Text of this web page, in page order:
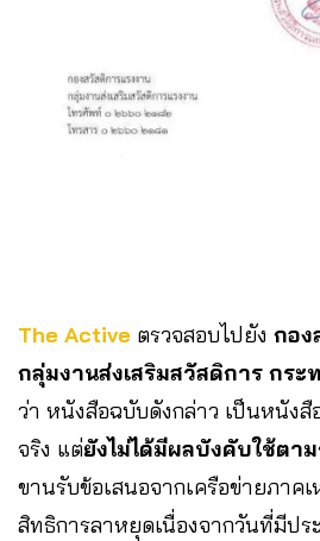
The Active ตรวจสอบไปยัง กอง
กลุ่มงานส่งเสริมสวัสดิการ กระ
ว่า หนังสือฉบับดังกล่าว เป็นหนังสื
จริง แต่ยังไม่ได้มีผลบังคับใช้ตา
ขานรับข้อเสนอจากเครือข่ายภาค
สิทธิการลาหยุดเนื่องจากวันที่มีปร